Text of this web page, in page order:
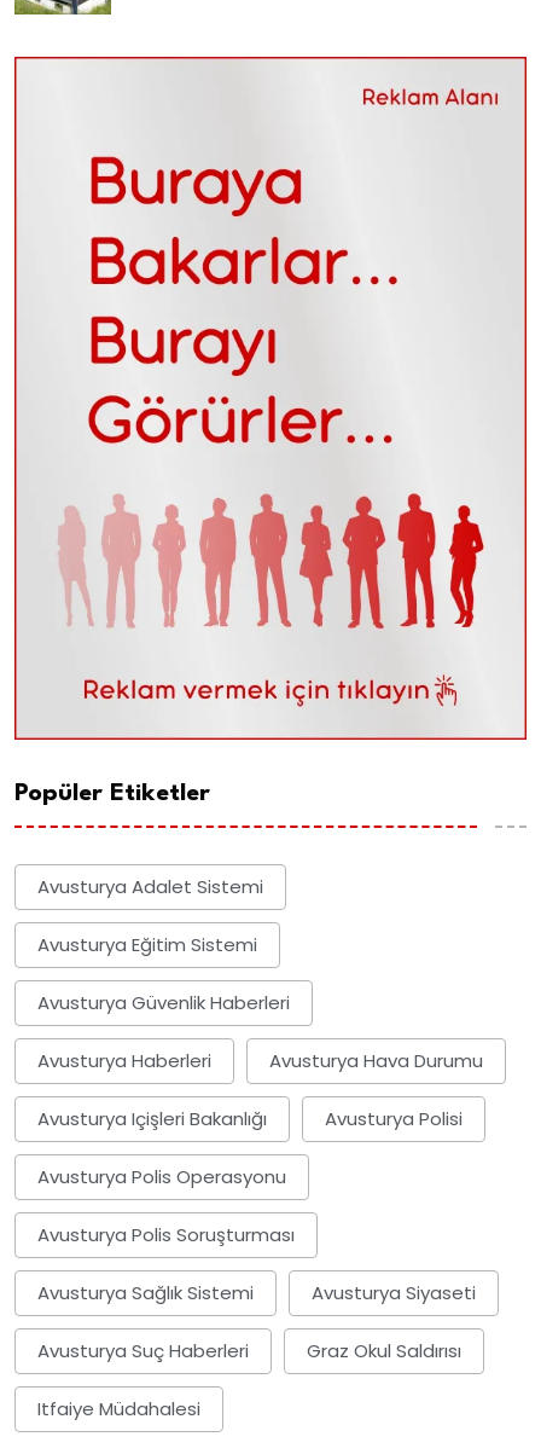
Popüler Etiketler
Avusturya Adalet Sistemi
Avusturya Eğitim Sistemi
Avusturya Güvenlik Haberleri
Avusturya Haberleri Avusturya Hava Durumu
Avusturya Içişleri Bakanlığı Avusturya Polisi
Avusturya Polis Operasyonu
Avusturya Polis Soruşturması
Avusturya Sağlık Sistemi Avusturya Siyaseti
Avusturya Suç Haberleri Graz Okul Saldırısı
Itfaiye Müdahalesi